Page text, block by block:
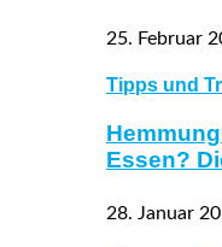
25. Februar
Tipps und
Essen?
28. Januar